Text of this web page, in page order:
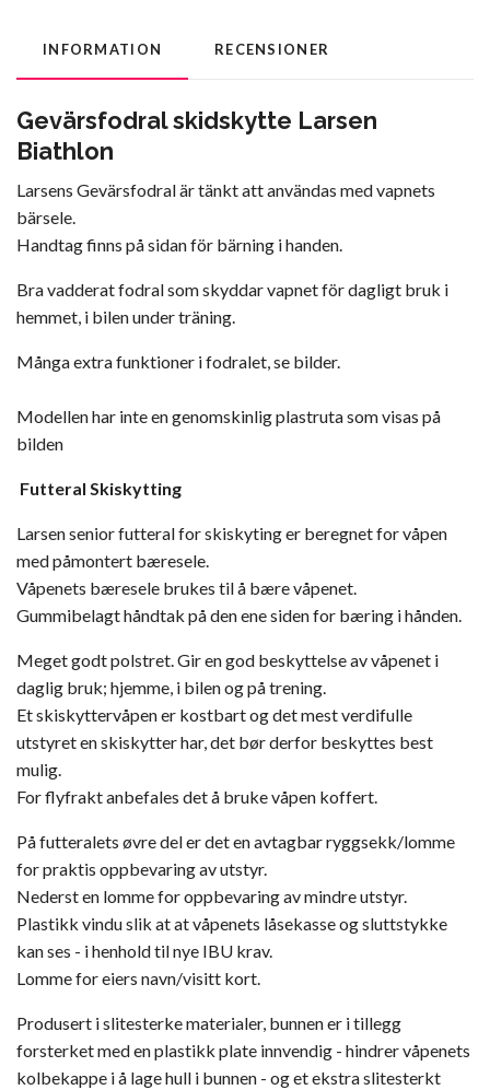
INFORMATION RECENSIONER
Gevärsfodral skidskytte Larsen
Biathlon
Larsens Gevärsfodral är tänkt att användas med vapnets
bärsele.
Handtag finns på sidan för bärning i handen.
Bra vadderat fodral som skyddar vapnet för dagligt bruk i
hemmet, i bilen under träning.
Många extra funktioner i fodralet, se bilder.
Modellen har inte en genomskinlig plastruta som visas på
bilden
Futteral Skiskytting
Larsen senior futteral for skiskyting er beregnet for våpen
med påmontert bæresele.
Våpenets bæresele brukes til å bære våpenet.
Gummibelagt håndtak på den ene siden for bæring i hånden.
Meget godt polstret. Gir en god beskyttelse av våpenet i
daglig bruk; hjemme, i bilen og på trening.
Et skiskyttervåpen er kostbart og det mest verdifulle
utstyret en skiskytter har, det bør derfor beskyttes best
mulig.
For flyfrakt anbefales det å bruke våpen koffert.
På futteralets øvre del er det en avtagbar ryggsekk/lomme
for praktis oppbevaring av utstyr.
Nederst en lomme for oppbevaring av mindre utstyr.
Plastikk vindu slik at at våpenets låsekasse og sluttstykke
kan ses - i henhold til nye IBU krav.
Lomme for eiers navn/visitt kort.
Produsert i slitesterke materialer, bunnen er i tillegg
forsterket med en plastikk plate innvendig - hindrer våpenets
kolbekappe i å lage hull i bunnen - og et ekstra slitesterkt